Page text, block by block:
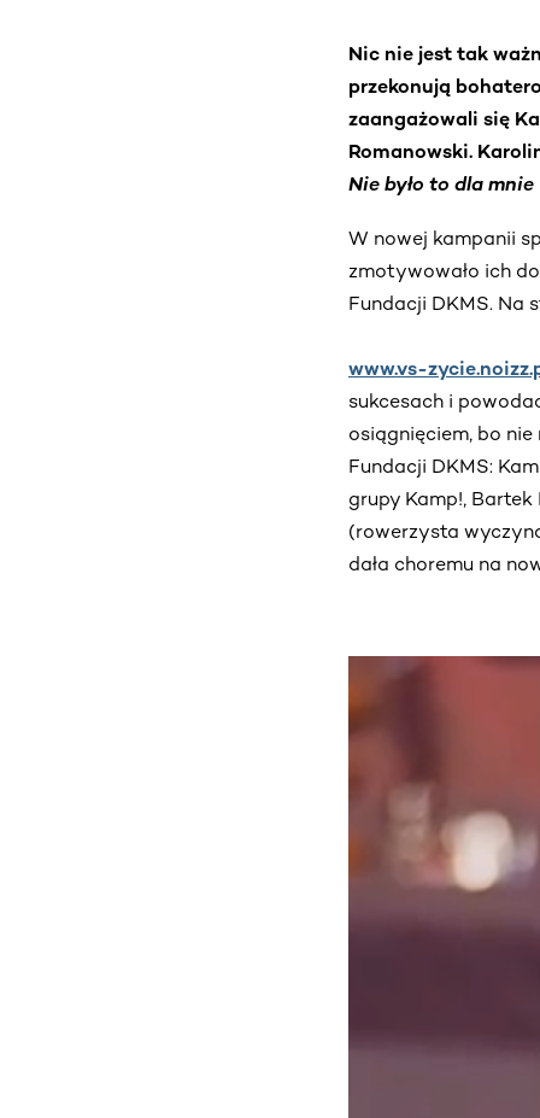
Nic nie jest tak
przekonują
zaangażowali się
Romanowski.
Nie było to dla
W nowej kampanii
zmotywowało ich
Fundacji DKMS. Na
www.vs-
sukcesach i
osiągnięciem, bo
Fundacji DKMS:
grupy Kamp!,
(rowerzysta
dała choremu na